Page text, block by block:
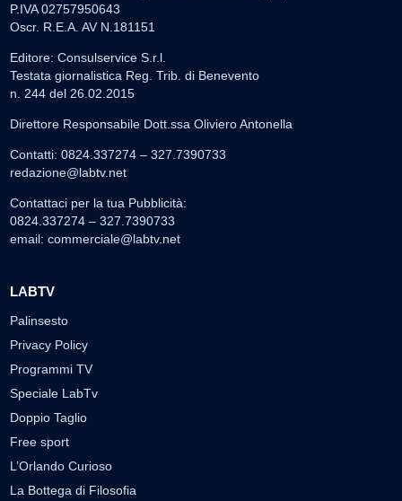
P.IVA 02757950643
Oscr. R.E.A. AV N.181151
Editore: Consulservice S.r.l.
Testata giornalistica Reg. Trib. di Benevento
n. 244 del 26.02.2015
Direttore Responsabile Dott.ssa Oliviero Antonella
Contatti: 0824.337274 – 327.7390733
redazione@labtv.net
Contattaci per la tua Pubblicità:
0824.337274 – 327.7390733
email: commerciale@labtv.net
LABTV
Palinsesto
Privacy Policy
Programmi TV
Speciale LabTv
Doppio Taglio
Free sport
L’Orlando Curioso
La Bottega di Filosofia